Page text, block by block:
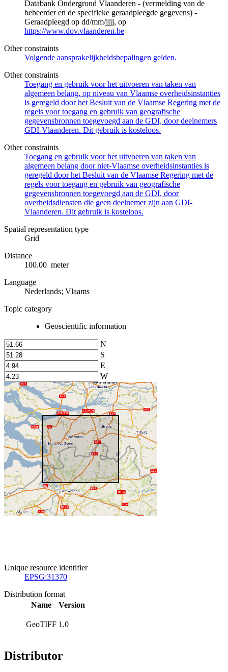
Databank Ondergrond Vlaanderen - (vermelding van de
beheerder en de specifieke geraadpleegde gegevens) -
Geraadpleegd op dd/mm/jjjj, op
https://www.dov.vlaanderen.be
Other constraints
Volgende aansprakelijkheidsbepalingen gelden.
Other constraints
Toegang en gebruik voor het uitvoeren van taken van
algemeen belang, op niveau van Vlaamse overheidsinstanties
is geregeld door het Besluit van de Vlaamse Regering met de
regels voor toegang en gebruik van geografische
gegevensbronnen toegevoegd aan de GDI, door deelnemers
GDI-Vlaanderen. Dit gebruik is kosteloos.
Other constraints
Toegang en gebruik voor het uitvoeren van taken van
algemeen belang door niet-Vlaamse overheidsinstanties is
geregeld door het Besluit van de Vlaamse Regering met de
regels voor toegang en gebruik van geografische
gegevensbronnen toegevoegd aan de GDI, door
overheidsdiensten die geen deelnemer zijn aan GDI-
Vlaanderen. Dit gebruik is kosteloos.
Spatial representation type
Grid
Distance
100.00 meter
Language
Nederlands; Vlaams
Topic category
Geoscientific information
N
S
E
W
Unique resource identifier
EPSG:31370
Distribution format
Name
Version
GeoTIFF 1.0
Distributor